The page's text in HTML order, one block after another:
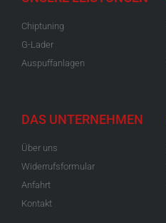
Chiptuning
G-Lader
Auspuffanlagen
DAS UNTERNEHMEN
Über uns
Widerrufsformular
Anfahrt
Kontakt